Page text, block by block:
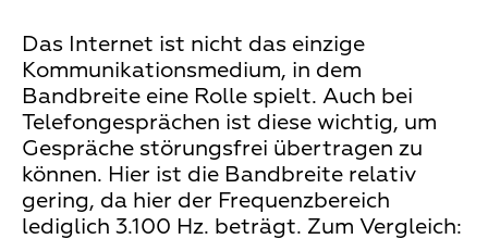
Das Internet ist nicht das einzige
Kommunikationsmedium, in dem
Bandbreite eine Rolle spielt. Auch bei
Telefongesprächen ist diese wichtig, um
Gespräche störungsfrei übertragen zu
können. Hier ist die Bandbreite relativ
gering, da hier der Frequenzbereich
lediglich 3.100 Hz. beträgt. Zum Vergleich: